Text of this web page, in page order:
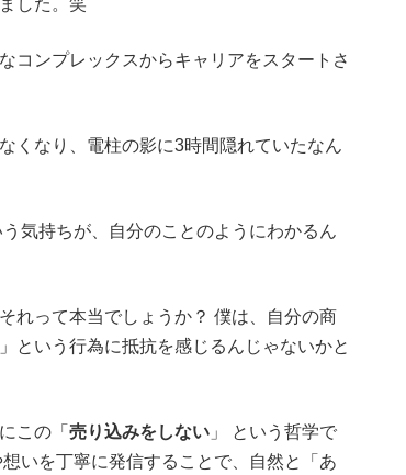
コンプレックスからキャリアをスタートさ
くなり、電柱の影に3時間隠れていたなん
う気持ちが、自分のことのようにわかるん
れって本当でしょうか？ 僕は、自分の商
という行為に抵抗を感じるんじゃないかと
この「 売り込みをしない 」 という哲学で
いを丁寧に発信することで、自然と「あ